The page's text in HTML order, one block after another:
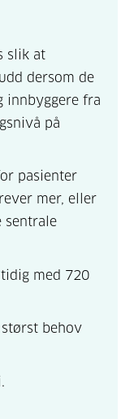
slik at
dersom de
innbyggere fra
på
pasienter
mer, eller
sentrale
med 720
behov
.